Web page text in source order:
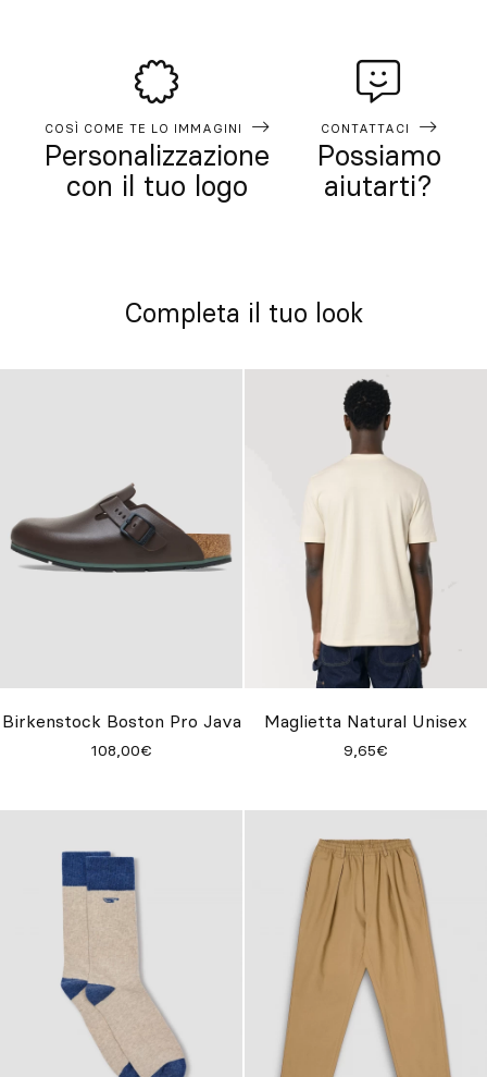
COSÌ COME TE LO IMMAGINI
Personalizzazione
con il tuo logo
CONTATTACI
Possiamo
aiutarti?
Completa il tuo look
Birkenstock Boston Pro Java
108,00€
Maglietta Natural Unisex
9,65€